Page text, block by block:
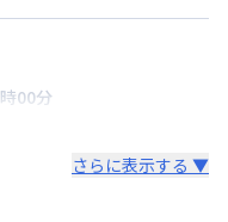
00分
さらに表示する ▼